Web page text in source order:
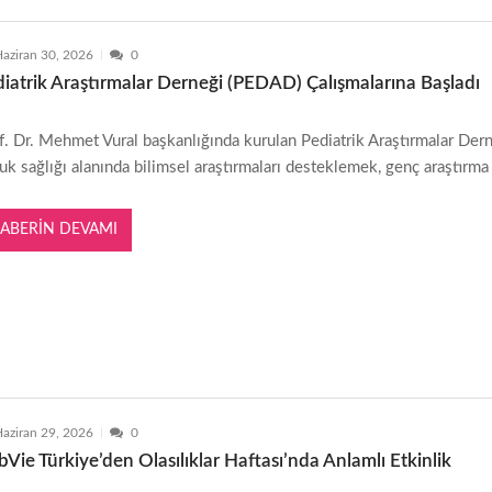
30, 2026 0
Araştırmalar Derneği (PEDAD) Çalışmalarına Başladı
Dr. Mehmet Vural başkanlığında kurulan Pediatrik Araştırmalar
sağlığı alanında bilimsel araştırmaları desteklemek, genç araştırma
DEVAMI
29, 2026 0
Türkiye’den Olasılıklar Haftası’nda Anlamlı Etkinlik